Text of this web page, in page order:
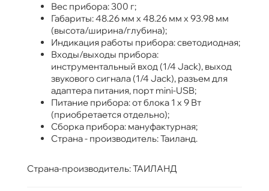
Вес прибора: 300 г;
Габариты: 48.26 мм х 48.26 мм х 93.98 мм
(высота/ширина/глубина);
Индикация работы прибора: светодиодная;
Входы/выходы прибора:
инструментальный вход (1/4 Jack), выход
звукового сигнала (1/4 Jack), разъем для
адаптера питания, порт mini-USB;
Питание прибора: от блока 1 х 9 Вт
(приобретается отдельно);
Сборка прибора: мануфактурная;
Страна - производитель: Таиланд.
Страна-производитель: ТАИЛАНД